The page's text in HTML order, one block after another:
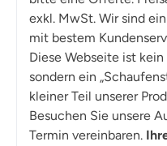
exkl. MwSt. Wir sind
mit bestem
Diese Webseite ist
sondern ein
kleiner Teil unserer
Besuchen Sie unsere
Termin vereinbaren.